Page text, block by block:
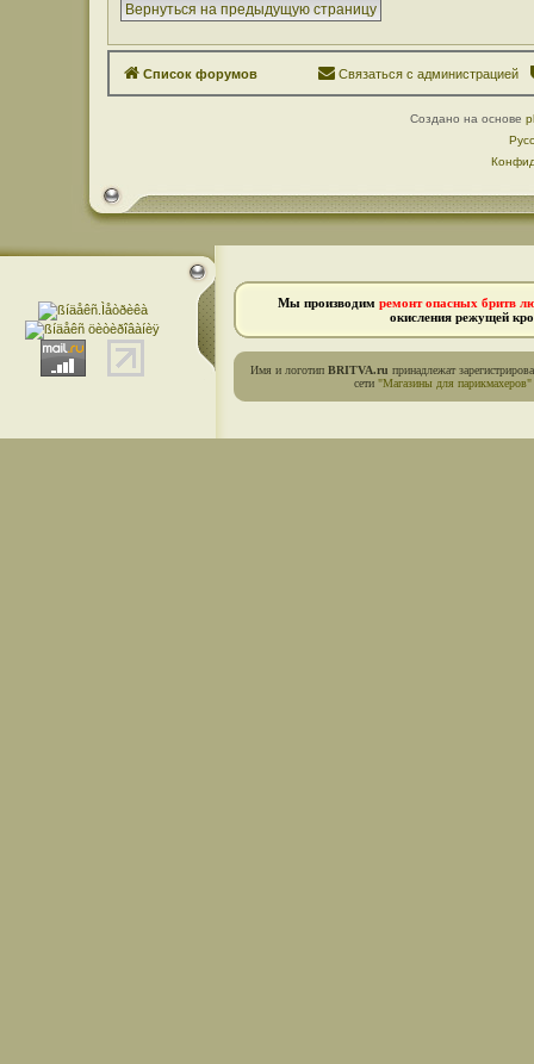
Вернуться на предыдущую страницу
Список форумов Связаться с администрацией
Создано на основе
Мы производим ремонт опасных бритв
окисления режущей
Имя и логотип BRITVA.ru принадлежат
сети "Магазины для парикмахеров"